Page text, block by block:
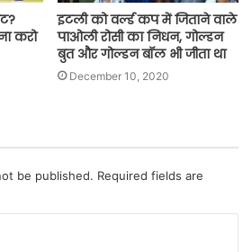
करो
इटली को वर्ल्ड कप में जिताने वाले
पाओली रोसी का निधन, गोल्डन
बुत और गोल्डन बॉल भी जीता था
December 10, 2020
be published. Required fields are